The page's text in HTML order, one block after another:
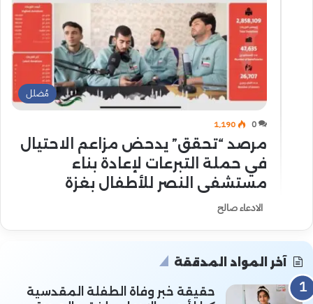
مُضلل
0 1٬190
مرصد “تحقق” يدحض مزاعم الاحتيال
في حملة التبرعات لإعادة بناء
مستشفى النصر للأطفال بغزة
الادعاء صالح
آخر المواد المدققة
حقيقة خبر وفاة الطفلة المقدسية